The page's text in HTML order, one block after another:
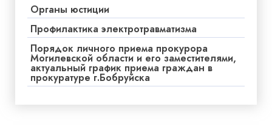
Органы юстиции
Профилактика электротравматизма
Порядок личного приема прокурора
Могилевской области и его заместителями,
актуальный график приема граждан в
прокуратуре г.Бобруйска